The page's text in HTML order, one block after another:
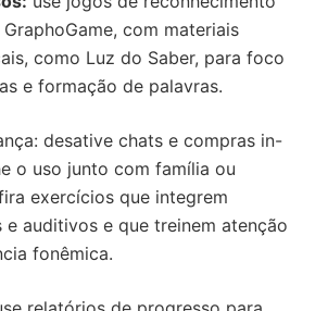
com materiais
como Luz do Saber, para foco
e formação de palavras.
desative chats e compras in-
o uso junto com família ou
exercícios que integrem
e auditivos e que treinem atenção
fonêmica.